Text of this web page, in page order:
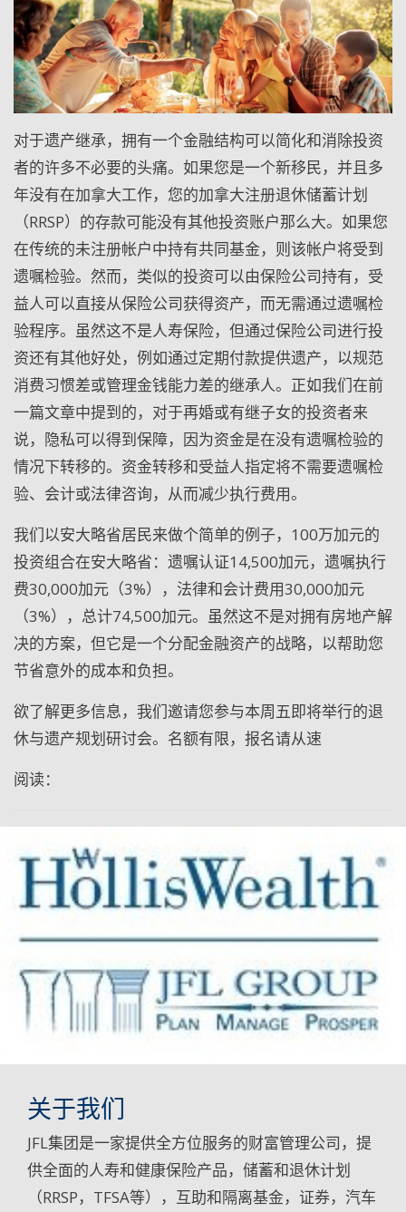
对于遗产继承，拥有一个金融结构可以简化和消除投资
者的许多不必要的头痛。如果您是一个新移民，并且多
年没有在加拿大工作，您的加拿大注册退休储蓄计划
（RRSP）的存款可能没有其他投资账户那么大。如果您
在传统的未注册帐户中持有共同基金，则该帐户将受到
遗嘱检验。然而，类似的投资可以由保险公司持有，受
益人可以直接从保险公司获得资产，而无需通过遗嘱检
验程序。虽然这不是人寿保险，但通过保险公司进行投
资还有其他好处，例如通过定期付款提供遗产，以规范
消费习惯差或管理金钱能力差的继承人。正如我们在前
一篇文章中提到的，对于再婚或有继子女的投资者来
说，隐私可以得到保障，因为资金是在没有遗嘱检验的
情况下转移的。资金转移和受益人指定将不需要遗嘱检
验、会计或法律咨询，从而减少执行费用。
我们以安大略省居民来做个简单的例子， 100万加元的
投资组合在安大略省：遗嘱认证14,500加元，遗嘱执行
费30,000加元（3%），法律和会计费用30,000加元
（3%），总计74,500加元。虽然这不是对拥有房地产解
决的方案，但它是一个分配金融资产的战略，以帮助您
节省意外的成本和负担。
欲了解更多信息，我们邀请您参与本周五即将举行的退
休与遗产规划研讨会。名额有限，报名请从速
阅读：
关于我们
JFL集团是一家提供全方位服务的财富管理公司，提
供全面的人寿和健康保险产品，储蓄和退休计划
（RRSP，TFSA等），互助和隔离基金，证券，汽车